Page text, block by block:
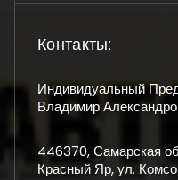
Контакты:
Индивидуальный
Владимир
446370, Самарская
Красный Яр, ул.